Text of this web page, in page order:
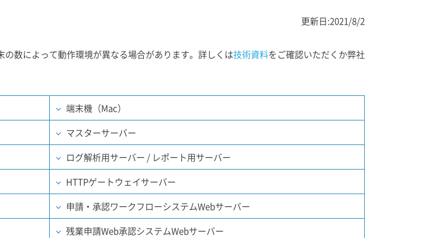
更新日:2021/8/2
数によって動作環境が異なる場合があります。詳しくは技術資料をご確認いただくか弊社
端末機（Mac）
マスターサーバー
ログ解析用サーバー / レポート用サーバー
HTTPゲートウェイサーバー
申請・承認ワークフローシステムWebサーバー
残業申請Web承認システムWebサーバー